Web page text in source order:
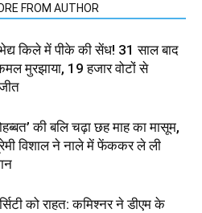
FROM AUTHOR
किले में पीके की सेंध! 31 साल बाद
मुरझाया, 19 हजार वोटों से
की बलि चढ़ा छह माह का मासूम,
विशाल ने नाले में फेंककर ले ली
को राहत: कमिश्नर ने डीएम के